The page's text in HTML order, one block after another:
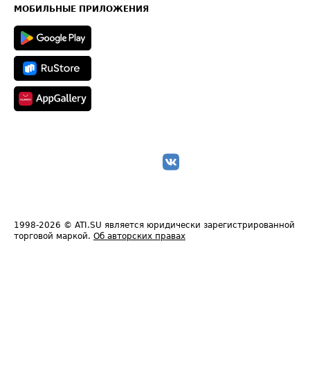
Техническая информация
МОБИЛЬНЫЕ ПРИЛОЖЕНИЯ
1998-2026 © ATI.SU является юридически зарегистрированной
торговой маркой. Об авторских правах